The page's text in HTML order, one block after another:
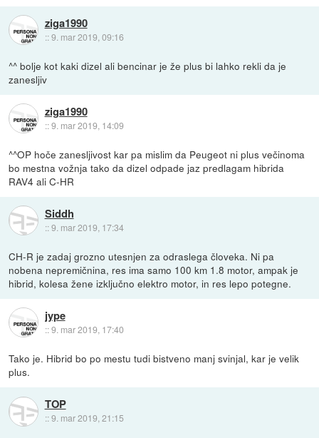
ziga1990
::9. mar 2019, 09:16
^^ bolje kot kaki dizel ali bencinar je že plus bi lahko rekli da je
zanesljiv
ziga1990
::9. mar 2019, 14:09
^^OP hoče zanesljivost kar pa mislim da Peugeot ni plus večinoma
bo mestna vožnja tako da dizel odpade jaz predlagam hibrida
RAV4 ali C-HR
Siddh
::9. mar 2019, 17:34
CH-R je zadaj grozno utesnjen za odraslega človeka. Ni pa
nobena nepremičnina, res ima samo 100 km 1.8 motor, ampak je
hibrid, kolesa žene izključno elektro motor, in res lepo potegne.
jype
::9. mar 2019, 17:40
Tako je. Hibrid bo po mestu tudi bistveno manj svinjal, kar je velik
plus.
TOP
::9. mar 2019, 21:15